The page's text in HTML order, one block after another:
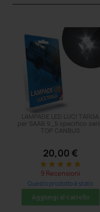
LAMPADE LED LUCI TARGA
per SAAB 9_5 specifico
TOP CANBUS
20,00 €
star star star star star
9 Recensioni
Questo prodotto è stato
acquistato: 5 volte
Aggiungi al carrello